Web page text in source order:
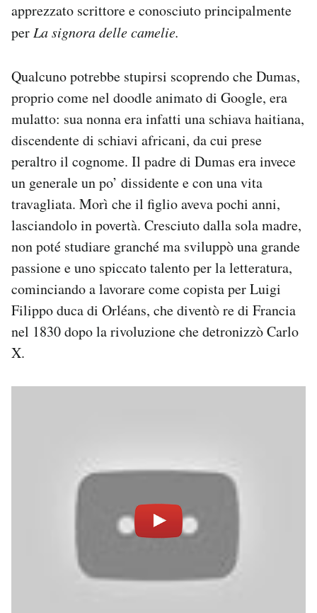
Hai bisogno di aiuto?
Esci
apprezzato scrittore e conosciuto principalmente
per La signora delle camelie.
Qualcuno potrebbe stupirsi scoprendo che Dumas,
proprio come nel doodle animato di Google, era
mulatto: sua nonna era infatti una schiava haitiana,
discendente di schiavi africani, da cui prese
peraltro il cognome. Il padre di Dumas era invece
un generale un po’ dissidente e con una vita
travagliata. Morì che il figlio aveva pochi anni,
lasciandolo in povertà. Cresciuto dalla sola madre,
non poté studiare granché ma sviluppò una grande
passione e uno spiccato talento per la letteratura,
cominciando a lavorare come copista per Luigi
Filippo duca di Orléans, che diventò re di Francia
nel 1830 dopo la rivoluzione che detronizzò Carlo
X.